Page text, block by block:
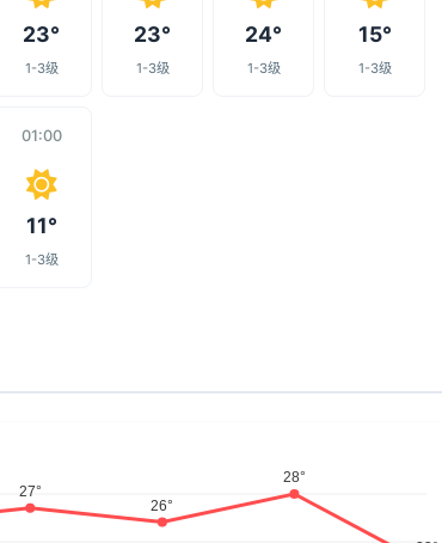
23°
1-3级
23°
1-3级
24°
1-3级
15°
1-3级
01:00
11°
1-3级